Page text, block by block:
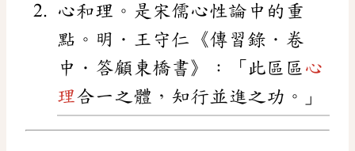
心和理。是宋儒心性論中的重
點。明．王守仁《傳習錄．卷
中．答顧東橋書》：「此區區 心
理合一之體，知行並進之功。」